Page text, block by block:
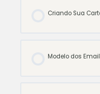
Criando Sua
Modelo dos